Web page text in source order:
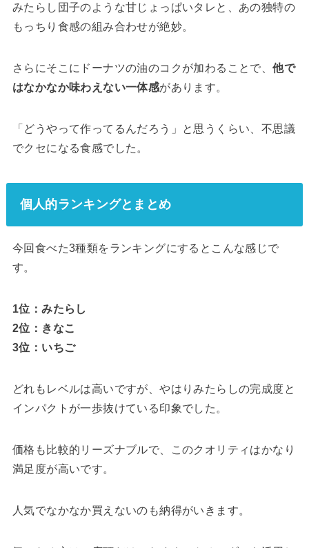
みたらし団子のような甘じょっぱいタレと、あの独特の
もっちり食感の組み合わせが絶妙。
さらにそこにドーナツの油のコクが加わることで、他で
はなかなか味わえない一体感があります。
「どうやって作ってるんだろう」と思うくらい、不思議
でクセになる食感でした。
個人的ランキングとまとめ
今回食べた3種類をランキングにするとこんな感じで
す。
1位：みたらし
2位：きなこ
3位：いちご
どれもレベルは高いですが、やはりみたらしの完成度と
インパクトが一歩抜けている印象でした。
価格も比較的リーズナブルで、このクオリティはかなり
満足度が高いです。
人気でなかなか買えないのも納得がいきます。